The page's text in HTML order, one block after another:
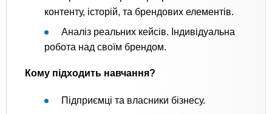
контенту, історій, та брендових елементів.
Аналіз реальних кейсів. Індивідуальна
робота над своїм брендом.
Кому підходить навчання?
Підприємці та власники бізнесу.